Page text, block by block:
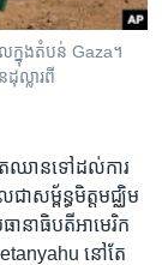
ក្នុង​តំបន់ Gaza។
ល្លារពី​
តែ​ឈាន​ទៅ​ដល់​ការ​
សម្ព័ន្ធមិត្ត​មជ្ឈិម​
ានាធិបតី​អាមេរិក​
នៅ​តែ​